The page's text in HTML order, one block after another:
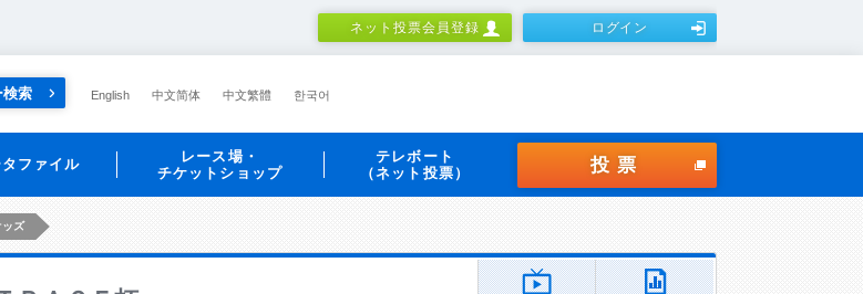
ネット投票会員登録 ログイン
検索 English 中文简体 中文繁體 한국어
ファイル
レース場・
チケットショップ
テレボート
（ネット投票）
投票
ッズ